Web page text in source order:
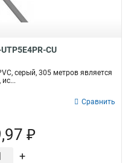
CU
серый, 305 метров является
Сравнить
₽
+